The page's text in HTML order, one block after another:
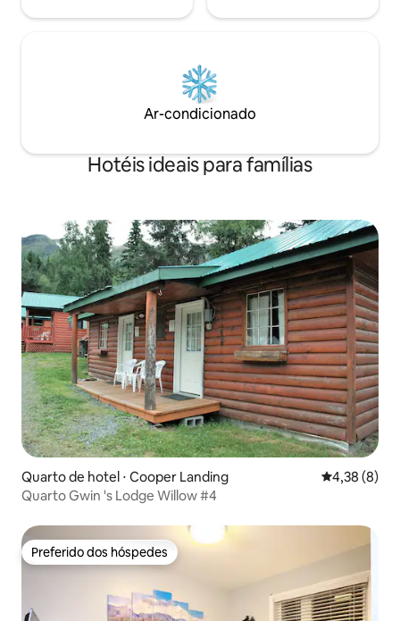
Ar-condicionado
Hotéis ideais para famílias
Quarto de hotel ⋅ Cooper Landing 4,38 de uma
4,38 (8)
Quarto Gwin 's Lodge Willow #4
Preferido dos hóspedes
Preferido dos hóspedes